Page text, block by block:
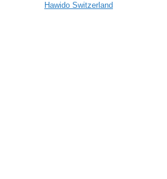
Hawido Switzerland